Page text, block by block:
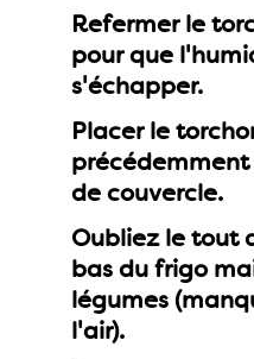
Refermer le
pour que
s'échapper.
Placer le
précédemment
de couvercle.
Oubliez le tout
bas du frigo
légumes
l'air).